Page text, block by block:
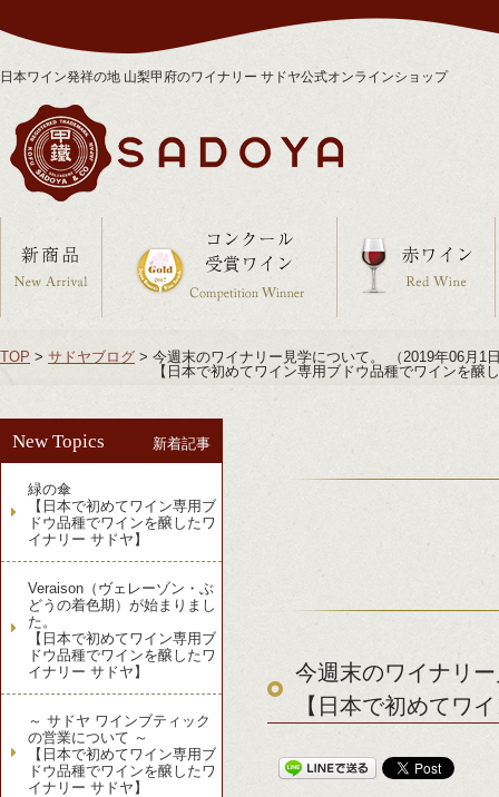
日本ワイン発祥の地 山梨甲府のワイナリー サドヤ公式オンラインショップ
TOP > サドヤブログ > 今週末のワイナリー見学について。 （2019年06月1
【日本で初めてワイン専用ブドウ品種でワインを醸
今週末のワイナリ
【日本で初めてワ
New Topics 新着記事
緑の傘
【日本で初めてワイン専用ブ
ドウ品種でワインを醸したワ
イナリー サドヤ】
Veraison（ヴェレーゾン・ぶ
どうの着色期）が始まりまし
た。
【日本で初めてワイン専用ブ
ドウ品種でワインを醸したワ
イナリー サドヤ】
～ サドヤ ワインブティック
の営業について ～
【日本で初めてワイン専用ブ
ドウ品種でワインを醸したワ
イナリー サドヤ】